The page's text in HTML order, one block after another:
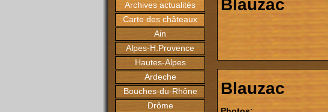
Archives actualités
Carte des châteaux
Ain
Alpes-H.Provence
Hautes-Alpes
Ardeche
Bouches-du-Rhône
Drôme
Blauzac
Blauzac